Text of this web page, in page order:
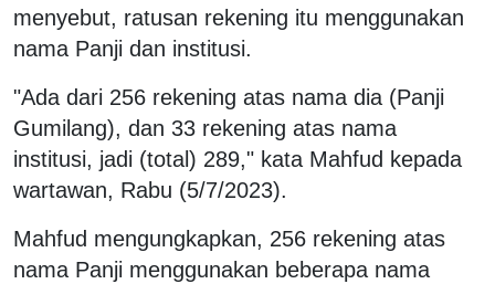
menyebut, ratusan rekening itu menggunakan
nama Panji dan institusi.
"Ada dari 256 rekening atas nama dia (Panji
Gumilang), dan 33 rekening atas nama
institusi, jadi (total) 289," kata Mahfud kepada
wartawan, Rabu (5/7/2023).
Mahfud mengungkapkan, 256 rekening atas
nama Panji menggunakan beberapa nama